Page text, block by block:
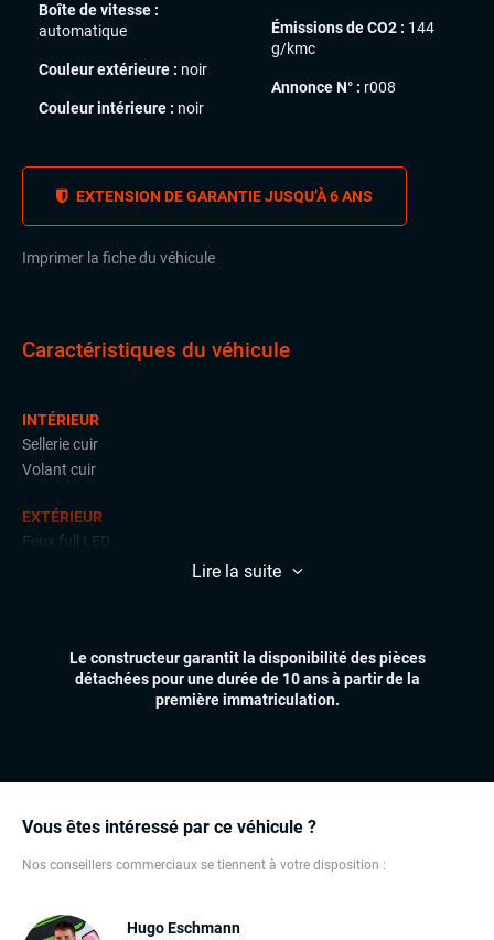
Boîte de vitesse :
automatique
Couleur extérieure : noir
Couleur intérieure : noir
Émissions de CO2 : 144
g/kmc
Annonce N° : r008
EXTENSION DE GARANTIE JUSQU’À 6 ANS
Imprimer la fiche du véhicule
Vous êtes intéressé par ce véhicule ?
Nos conseillers commerciaux se tiennent à votre disposition :
Hugo Eschmann
Caractéristiques du véhicule
INTÉRIEUR
Sellerie cuir
Volant cuir
EXTÉRIEUR
Feux full LED
ÉLECTRONIQUE
Carplay (Apple carplay, Android auto, MirrorLink, système
Écran tactile
Système HIFI
Système Start and Stop
CONFORT
Lire la suite
Le constructeur garantit la disponibilité des pièces
détachées pour une durée de 10 ans à partir de la
première immatriculation.